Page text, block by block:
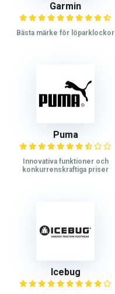
Garmin
Bästa märke för löparklockor
Puma
Innovativa funktioner och
konkurrenskraftiga priser
Icebug